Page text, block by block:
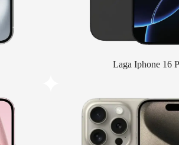
Laga Iphone 16